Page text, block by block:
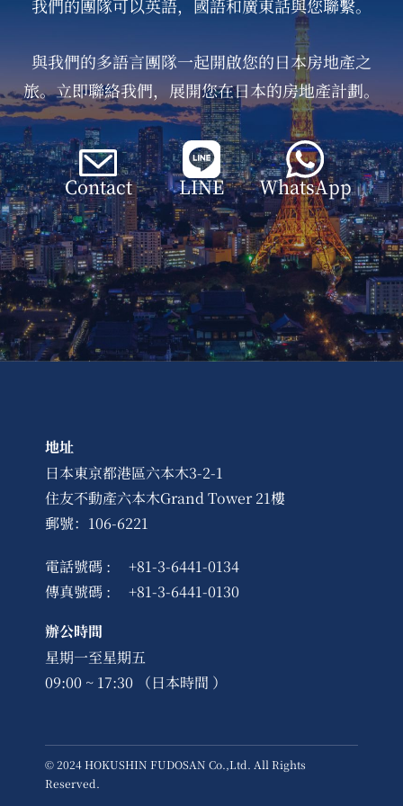
我們的團隊可以英語，國語和廣東話與您聯繫。
與我們的多語言團隊一起開啟您的日本房地產之
旅。立即聯絡我們，展開您在日本的房地產計劃。
Contact LINE WhatsApp
地址
日本東京都港區六本木3-2-1
住友不動產六本木Grand Tower 21樓
郵號：106-6221
電話號碼 :
+81-3-6441-0134
傳真號碼 :
+81-3-6441-0130
辦公時間
星期一至星期五
09:00 ~ 17:30 （日本時間 ）
© 2024 HOKUSHIN FUDOSAN Co.,Ltd. All Rights
Reserved.